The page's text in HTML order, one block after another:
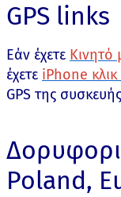
GPS links
Εάν έχετε Κινητό
έχετε iPhone
GPS της
Poland,